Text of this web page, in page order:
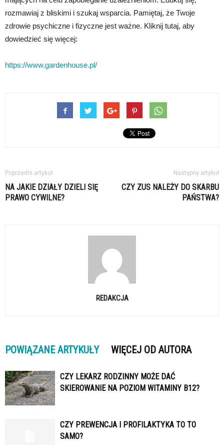
rozmawiaj z bliskimi i szukaj wsparcia. Pamiętaj, że Twoje
zdrowie psychiczne i fizyczne jest ważne. Kliknij tutaj, aby
dowiedzieć się więcej:
https://www.gardenhouse.pl/
Poprzedni artykuł
NA JAKIE DZIAŁY DZIELI SIĘ
PRAWO CYWILNE?
Następny artykuł
CZY ZUS NALEŻY DO SKARBU
PAŃSTWA?
REDAKCJA
POWIĄZANE ARTYKUŁY WIĘCEJ OD AUTORA
CZY LEKARZ RODZINNY MOŻE DAĆ
SKIEROWANIE NA POZIOM WITAMINY B12?
CZY PREWENCJA I PROFILAKTYKA TO TO
SAMO?